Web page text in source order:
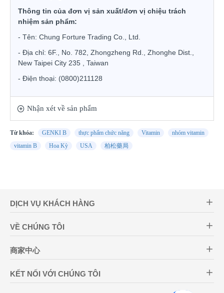
Thông tin của đơn vị sản xuất/đơn vị chiệu trách
nhiệm sản phẩm:
- Tên: Chung Forture Trading Co., Ltd.
- Địa chỉ: 6F., No. 782, Zhongzheng Rd., Zhonghe Dist.,
New Taipei City 235 , Taiwan
- Điện thoại: (0800)211128
Nhận xét về sản phẩm
Từ khóa: GENKI B thực phẩm chức năng Vitamin
nhóm vitamin
vitamin B
Hoa Kỳ USA 柏松藥局
DỊCH VỤ KHÁCH HÀNG
VỀ CHÚNG TÔI
商家中心
KẾT NỐI VỚI CHÚNG TÔI